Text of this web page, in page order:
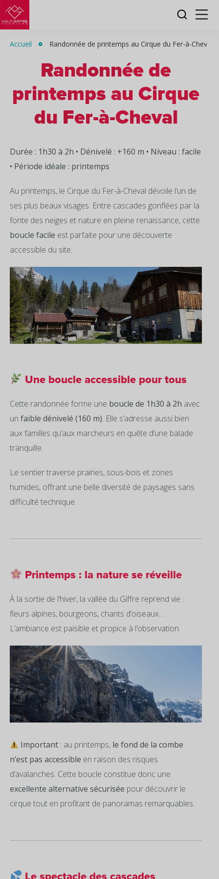
Haut-
Menu
Accueil Randonnée de printemps au Cirque du Fer-à-Cheval
Randonnée de
printemps au Cirque
du Fer-à-Cheval
Durée : 1h30 à 2h • Dénivelé : +160 m • Niveau : facile
• Période idéale : printemps
Au printemps, le Cirque du Fer-à-Cheval dévoile l’un de
ses plus beaux visages. Entre cascades gonflées par la
fonte des neiges et nature en pleine renaissance, cette
boucle facile est parfaite pour une découverte
accessible du site.
Une boucle accessible pour tous
Cette randonnée forme une boucle de 1h30 à 2h avec
un faible dénivelé (160 m). Elle s’adresse aussi bien
aux familles qu’aux marcheurs en quête d’une balade
tranquille.
Le sentier traverse prairies, sous-bois et zones
humides, offrant une belle diversité de paysages sans
difficulté technique.
Printemps : la nature se réveille
À la sortie de l’hiver, la vallée du Giffre reprend vie :
fleurs alpines, bourgeons, chants d’oiseaux…
L’ambiance est paisible et propice à l’observation.
Important : au printemps, le fond de la combe
n’est pas accessible en raison des risques
d’avalanches. Cette boucle constitue donc une
excellente alternative sécurisée pour découvrir le
cirque tout en profitant de panoramas remarquables.